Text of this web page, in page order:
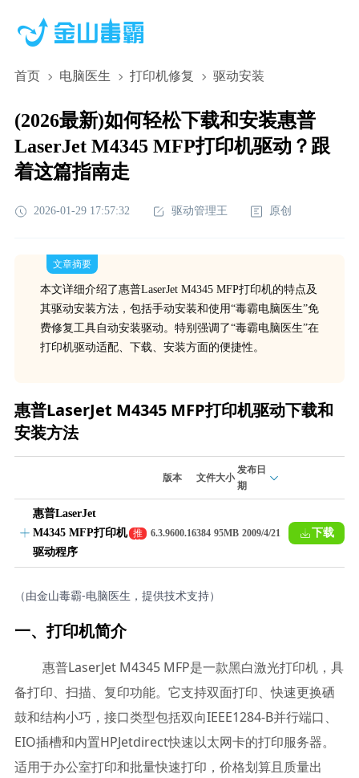
首页 电脑医生 打印机修复 驱动安装
(2026最新)如何轻松下载和安装惠普
LaserJet M4345 MFP打印机驱动？跟
着这篇指南走
2026-01-29 17:57:32 驱动管理王 原创
文章摘要
本文详细介绍了惠普LaserJet M4345 MFP打印机的特点及
其驱动安装方法，包括手动安装和使用“毒霸电脑医生”免
费修复工具自动安装驱动。特别强调了“毒霸电脑医生”在
打印机驱动适配、下载、安装方面的便捷性。
惠普LaserJet M4345 MFP打印机驱动下载和
安装方法
版本 文件大小
发布日
期
惠普LaserJet
M4345 MFP打印机
驱动程序
推
荐
6.3.9600.16384 95MB 2009/4/21 下载
（由金山毒霸-电脑医生，提供技术支持）
一、打印机简介
惠普LaserJet M4345 MFP是一款黑白激光打印机，具
备打印、扫描、复印功能。它支持双面打印、快速更换硒
鼓和结构小巧，接口类型包括双向IEEE1284-B并行端口、
EIO插槽和内置HPJetdirect快速以太网卡的打印服务器。
适用于办公室打印和批量快速打印，价格划算且质量出